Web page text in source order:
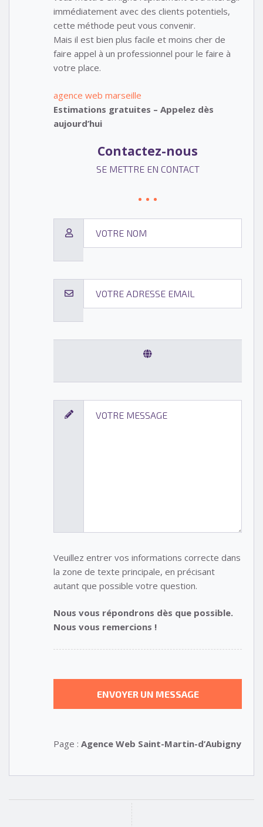
immédiatement avec des clients potentiels,
cette méthode peut vous convenir.
Mais il est bien plus facile et moins cher de
faire appel à un professionnel pour le faire à
votre place.
agence web marseille
Estimations gratuites – Appelez dès
aujourd’hui
Contactez-nous
SE METTRE EN CONTACT
Veuillez entrer vos informations correcte dans
la zone de texte principale, en précisant
autant que possible votre question.
Nous vous répondrons dès que possible.
Nous vous remercions !
Page : Agence Web Saint-Martin-d’Aubigny